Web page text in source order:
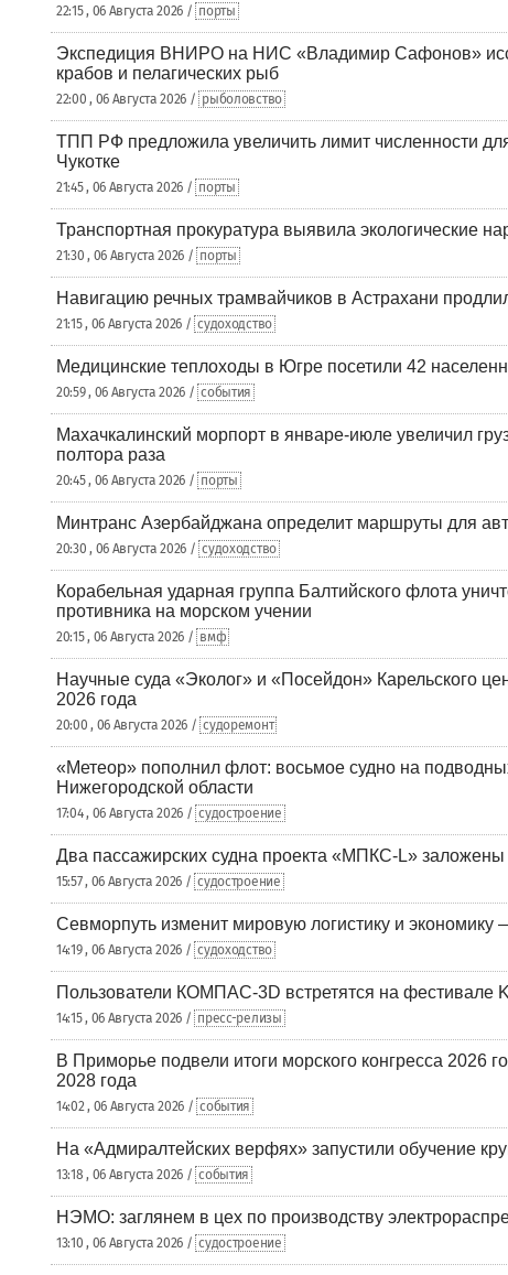
22:15 , 06 Августа 2026 / порты
Экспедиция ВНИРО на НИС «Владимир Сафонов»
крабов и пелагических рыб
22:00 , 06 Августа 2026 / рыболовство
ТПП РФ предложила увеличить лимит численности
Чукотке
21:45 , 06 Августа 2026 / порты
Транспортная прокуратура выявила экологические
21:30 , 06 Августа 2026 / порты
Навигацию речных трамвайчиков в Астрахани
21:15 , 06 Августа 2026 / судоходство
Медицинские теплоходы в Югре посетили 42
20:59 , 06 Августа 2026 / события
Махачкалинский морпорт в январе-июле увеличил
полтора раза
20:45 , 06 Августа 2026 / порты
Минтранс Азербайджана определит маршруты для
20:30 , 06 Августа 2026 / судоходство
Корабельная ударная группа Балтийского флота
противника на морском учении
20:15 , 06 Августа 2026 / вмф
Научные суда «Эколог» и «Посейдон» Карельского
2026 года
20:00 , 06 Августа 2026 / судоремонт
«Метеор» пополнил флот: восьмое судно на
Нижегородской области
17:04 , 06 Августа 2026 / судостроение
Два пассажирских судна проекта «МПКС-L»
15:57 , 06 Августа 2026 / судостроение
Севморпуть изменит мировую логистику и экономику
14:19 , 06 Августа 2026 / судоходство
Пользователи КОМПАС-3D встретятся на фестивале
14:15 , 06 Августа 2026 / пресс-релизы
В Приморье подвели итоги морского конгресса 2026
2028 года
14:02 , 06 Августа 2026 / события
На «Адмиралтейских верфях» запустили обучение
13:18 , 06 Августа 2026 / события
НЭМО: заглянем в цех по производству
13:10 , 06 Августа 2026 / судостроение